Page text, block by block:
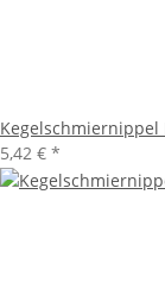
Kegelschmiernippel
5,42 € *